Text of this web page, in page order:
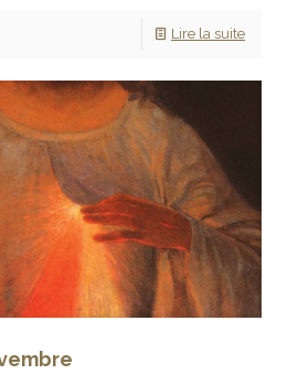
Lire la suite